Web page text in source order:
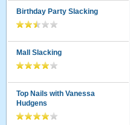
Birthday Party Slacking
Mall Slacking
Top Nails with Vanessa
Hudgens